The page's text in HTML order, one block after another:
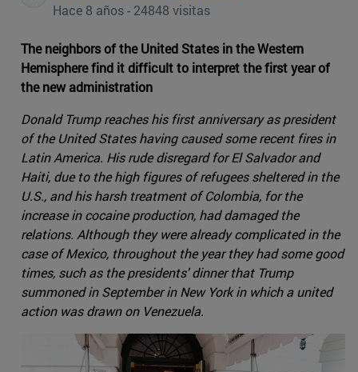
Hace 8 años - 24848 visitas
The neighbors of the United States in the Western
Hemisphere find it difficult to interpret the first year of
the new administration
Donald Trump reaches his first anniversary as president
of the United States having caused some recent fires in
Latin America. His rude disregard for El Salvador and
Haiti, due to the high figures of refugees sheltered in the
U.S., and his harsh treatment of Colombia, for the
increase in cocaine production, had damaged the
relations. Although they were already complicated in the
case of Mexico, throughout the year they had some good
times, such as the presidents' dinner that Trump
summoned in September in New York in which a united
action was drawn on Venezuela.